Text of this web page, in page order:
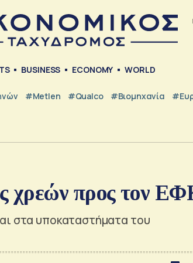
BUSINESS ECONOMY WORLD
#metlen #Qualco #Βιομηχανία
χρεών προς τον
στα υποκαταστήματα του